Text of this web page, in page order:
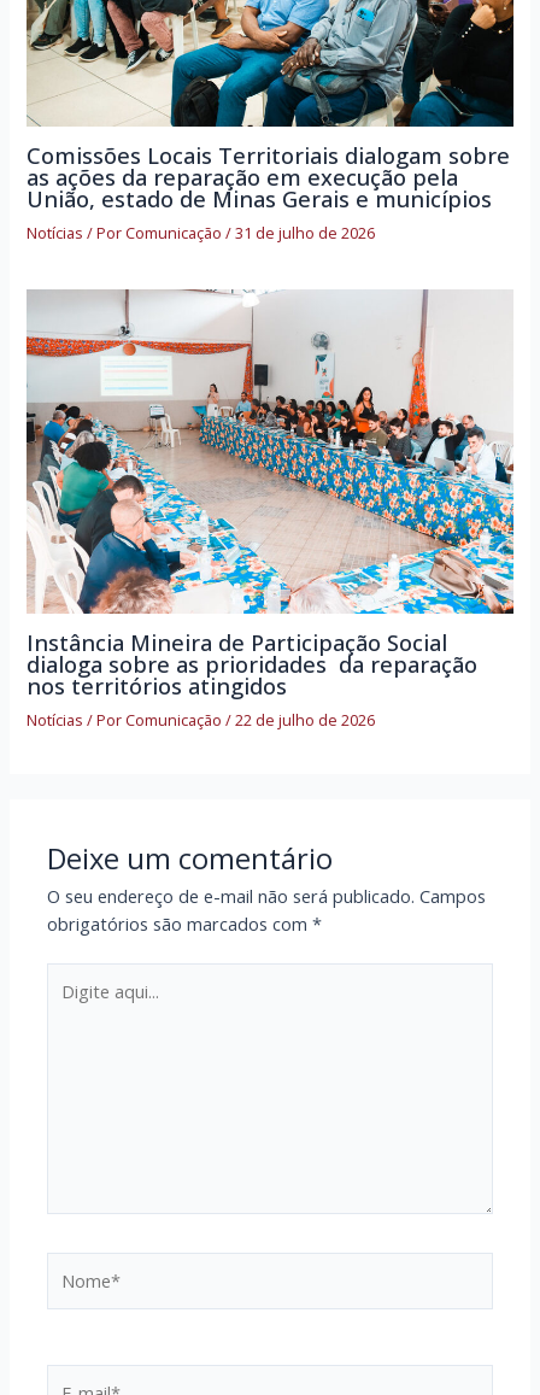
Comissões Locais Territoriais dialogam sobre
as ações da reparação em execução pela
União, estado de Minas Gerais e municípios
Notícias / PorComunicação/31 de julho de 2026
Instância Mineira de Participação Social
dialoga sobre as prioridades da reparação
nos territórios atingidos
Notícias / PorComunicação/22 de julho de 2026
Deixe um comentário
O seu endereço de e-mail não será publicado. Campos
obrigatórios são marcados com*
aqui...